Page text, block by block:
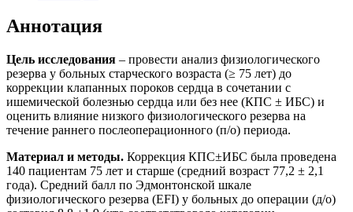
Аннотация
Цель исследования – провести анализ физиологического
резерва у больных старческого возраста (≥ 75 лет) до
коррекции клапанных пороков сердца в сочетании с
ишемической болезнью сердца или без нее (КПС ± ИБС) и
оценить влияние низкого физиологического резерва на
течение раннего послеоперационного (п/о) периода.
Материал и методы. Коррекция КПС±ИБС была проведена
140 пациентам 75 лет и старше (средний возраст 77,2 ± 2,1
года). Средний балл по Эдмонтонской шкале
физиологического резерва (EFI) у больных до операции (д/о)